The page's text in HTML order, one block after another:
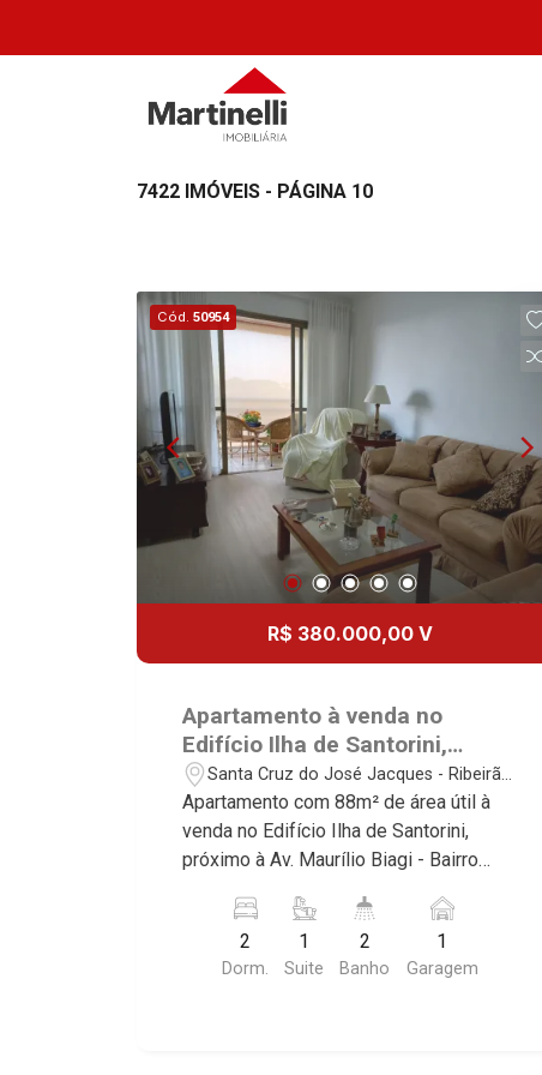
7422 IMÓVEIS - PÁGINA 10
Cód. 50954
R$ 380.000,00 V
Apartamento à venda no
Edifício Ilha de Santorini,
próximo à Av. Maurílio Biagi -
Ribeirão Preto/SP.
Santa Cruz do José Jacques - Ribeirão
Preto/SP
Apartamento com 88m² de área útil à
venda no Edifício Ilha de Santorini,
próximo à Av. Maurílio Biagi - Bairro
Preto/SP. Conheça as características
deste imóvel que a Martinelli
Imobiliária selecionou para você: -
2
Dorm.
1
Suite
2
Banho
1
Garagem